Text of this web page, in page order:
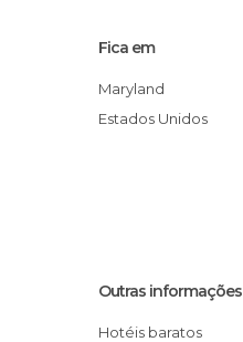
Fica em
Maryland
Estados Unidos
Outras informações
Hotéis baratos